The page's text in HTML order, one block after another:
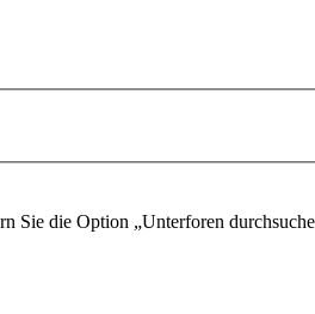
Sie die Option „Unterforen